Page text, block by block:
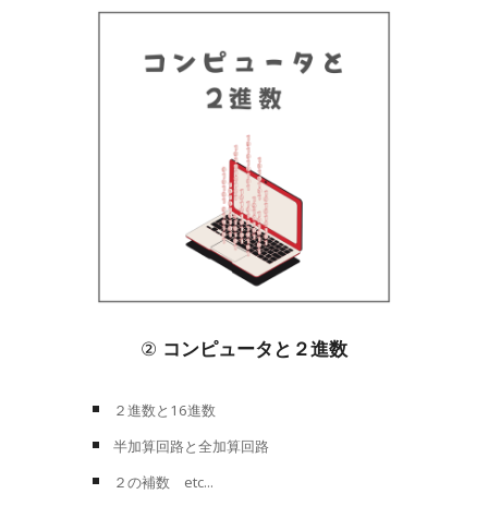
② コンピュータ と２進数
２進数と16進数
半加算回路と全加算回路
２の補数 etc...